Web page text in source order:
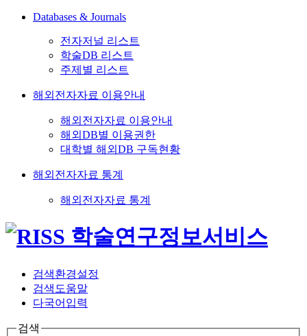
Databases & Journals
전자저널 리스트
학술DB 리스트
주제별 리스트
해외전자자료 이용안내
해외전자자료 이용안내
해외DB별 이용권한
대학별 해외DB 구독현황
해외전자자료 통계
해외전자자료 통계
검색환경설정
검색도움말
다국어입력
검색